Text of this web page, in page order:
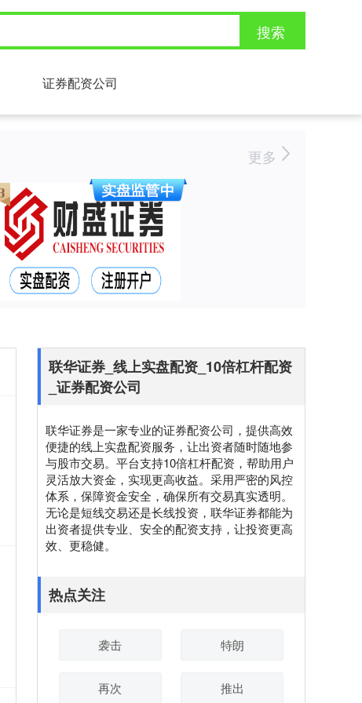
搜索
证券配资公司
更多
联华证券_线上实盘配资_10倍杠杆配资
_证券配资公司
联华证券是一家专业的证券配资公司，提供高效
便捷的线上实盘配资服务，让出资者随时随地参
与股市交易。平台支持10倍杠杆配资，帮助用户
灵活放大资金，实现更高收益。采用严密的风控
体系，保障资金安全，确保所有交易真实透明。
无论是短线交易还是长线投资，联华证券都能为
出资者提供专业、安全的配资支持，让投资更高
效、更稳健。
热点关注
袭击 特朗
再次 推出